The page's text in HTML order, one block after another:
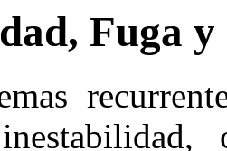
Fuga y
inestabilidad,